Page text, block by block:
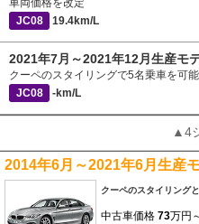
車両価格を改定
JC08
19.4km/L
2021年7月～2021年12月生産モ
クーペのスタイリングで5名乗車を可
JC08
-km/L
▲4
2014年6月～2021年6月生産
クーペのスタイリング
中古車価格 73万円